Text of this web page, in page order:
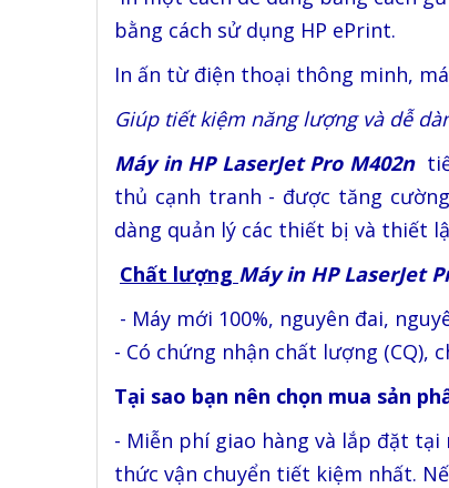
bằng cách sử dụng HP ePrint.
In ấn từ điện thoại thông minh,
Giúp tiết kiệm năng lượng và dễ
Máy in HP LaserJet Pro M402n
thủ cạnh tranh - được tăng
dàng quản lý các thiết bị và thiết
Chất lượng Máy in HP LaserJet
- Máy mới 100%, nguyên đai,
- Có chứng nhận chất lượng (CQ),
Tại sao bạn nên chọn mua sản
- Miễn phí giao hàng và lắp đặt tại
thức vận chuyển tiết kiệm nhất.